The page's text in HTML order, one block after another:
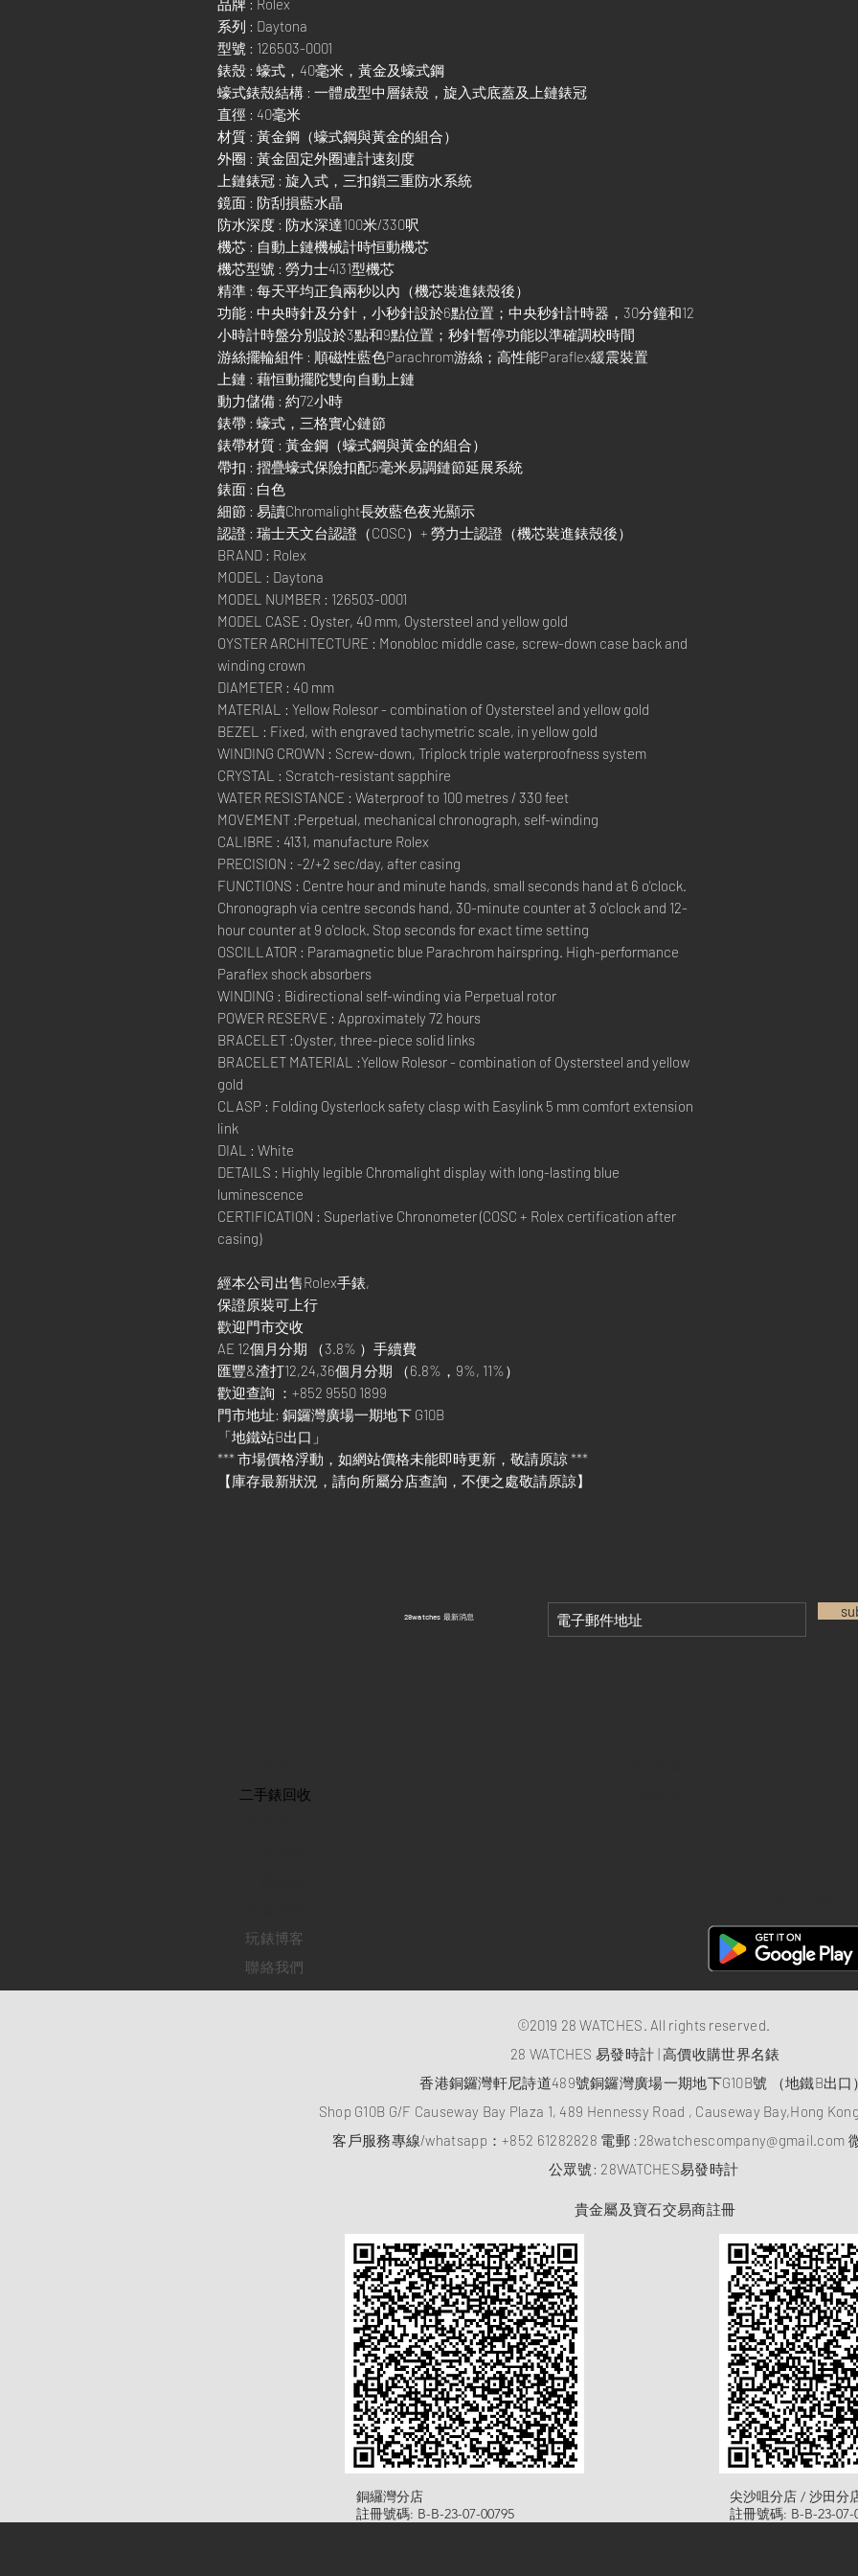
品牌 : Rolex
系列 : Daytona
型號 : 126503-0001
錶殼 : 蠔式，40毫米，黃金及蠔式鋼
蠔式錶殼結構 : 一體成型中層錶殼，旋入式底蓋及上鏈錶冠
直徑 : 40毫米
材質 : 黃金鋼（蠔式鋼與黃金的組合）
外圈 : 黃金固定外圈連計速刻度
上鏈錶冠 : 旋入式，三扣鎖三重防水系統
鏡面 : 防刮損藍水晶
防水深度 : 防水深達100米/330呎
機芯 : 自動上鏈機械計時恒動機芯
機芯型號 : 勞力士4131型機芯
精準 : 每天平均正負兩秒以內（機芯裝進錶殼後）
功能 : 中央時針及分針，小秒針設於6點位置；中央秒針計時器，30分鐘和12
小時計時盤分別設於3點和9點位置；秒針暫停功能以準確調校時間
游絲擺輪組件 : 順磁性藍色Parachrom游絲；高性能Paraflex緩震裝置
上鏈 : 藉恒動擺陀雙向自動上鏈
動力儲備 : 約72小時
錶帶 : 蠔式，三格實心鏈節
錶帶材質 : 黃金鋼（蠔式鋼與黃金的組合）
帶扣 : 摺疊蠔式保險扣配5毫米易調鏈節延展系統
錶面 : 白色
細節 : 易讀Chromalight長效藍色夜光顯示
認證 : 瑞士天文台認證（COSC）+ 勞力士認證（機芯裝進錶殼後）
BRAND : Rolex
MODEL : Daytona
MODEL NUMBER : 126503-0001
MODEL CASE : Oyster, 40 mm, Oystersteel and yellow gold
OYSTER ARCHITECTURE : Monobloc middle case, screw-down case back and
winding crown
DIAMETER : 40 mm
MATERIAL : Yellow Rolesor - combination of Oystersteel and yellow gold
BEZEL : Fixed, with engraved tachymetric scale, in yellow gold
WINDING CROWN : Screw-down, Triplock triple waterproofness system
CRYSTAL : Scratch-resistant sapphire
WATER RESISTANCE : Waterproof to 100 metres / 330 feet
MOVEMENT :Perpetual, mechanical chronograph, self-winding
CALIBRE : 4131, manufacture Rolex
PRECISION : -2/+2 sec/day, after casing
FUNCTIONS : Centre hour and minute hands, small seconds hand at 6 o'clock.
Chronograph via centre seconds hand, 30-minute counter at 3 o'clock and 12-
hour counter at 9 o'clock. Stop seconds for exact time setting
OSCILLATOR : Paramagnetic blue Parachrom hairspring. High-performance
Paraflex shock absorbers
WINDING : Bidirectional self-winding via Perpetual rotor
POWER RESERVE : Approximately 72 hours
BRACELET :Oyster, three-piece solid links
BRACELET MATERIAL :Yellow Rolesor - combination of Oystersteel and yellow
gold
CLASP : Folding Oysterlock safety clasp with Easylink 5 mm comfort extension
link
DIAL : White
DETAILS : Highly legible Chromalight display with long-lasting blue
luminescence
CERTIFICATION : Superlative Chronometer (COSC + Rolex certification after
casing)
經本公司出售Rolex手錶,
保證原裝可上行
歡迎門市交收
AE 12個月分期 （3.8% ）手續費
匯豐&渣打12,24,36個月分期 （6.8%，9%, 11%）
歡迎查詢 ：+852 9550 1899
門市地址: 銅鑼灣廣場一期地下 G10B
「地鐵站B出口」
*** 市場價格浮動，如網站價格未能即時更新，敬請原諒 ***
【庫存最新狀況，請向所屬分店查詢，不便之處敬請原諒】
​28watches 最新消息
​二手錶回收
玩錶博客
聯絡我們
©2019 28 WATCHES. All rights reserved.
28 WATCHES 易發時計 | 高價收購世界名錶
香港銅鑼灣軒尼詩道489號銅鑼灣廣場一期地下G10B號 （地鐵B出口）
Shop G10B G/F Causeway Bay Plaza 1, 489 Hennessy Road , Causeway Bay,Hong Kong
客戶服務專線/whatsapp：+852 61282828 電郵 : 28watchescompany@gmail.com
​公眾號: 28WATCHES易發時計
貴金屬及寶石交易商註冊
​銅纙灣分店
註冊號碼: B-B-23-07-00795
尖沙咀分店 / 沙田分
註冊號碼: B-B-23-07-